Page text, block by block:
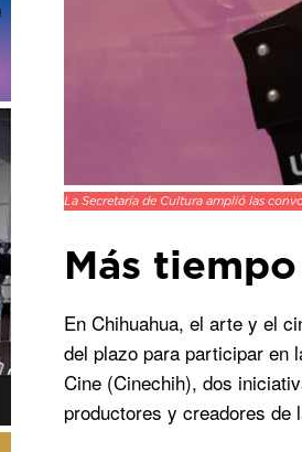
La Secretaría de Cultura amplió las
Más
En Chihuahua, el arte y el
del plazo para participar en
Cine (Cinechih), dos
productores y creadores de